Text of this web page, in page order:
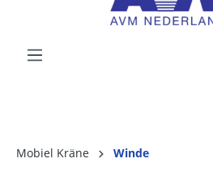
Mobiel Kräne Winde